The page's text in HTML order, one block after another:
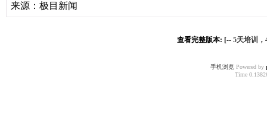
来源：极目新闻
查看完整版本: [-- 5天培训
手机浏览Powered by
Time